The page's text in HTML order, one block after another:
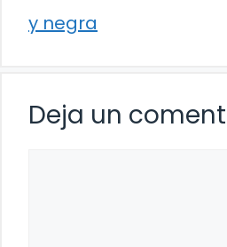
y negra
Deja un